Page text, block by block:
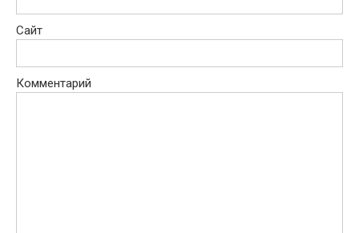
Сайт
Комментарий